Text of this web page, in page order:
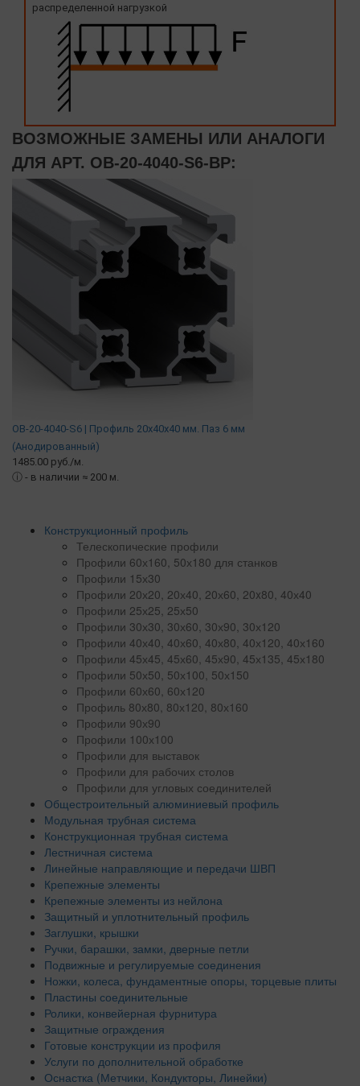
распределенной нагрузкой
ВОЗМОЖНЫЕ ЗАМЕНЫ ИЛИ АНАЛОГИ
ДЛЯ АРТ. OB-20-4040-S6-BP:
OB-20-4040-S6 | Профиль 20х40х40 мм. Паз 6 мм
(Анодированный)
1485.00 руб./м.
ⓘ - в наличии ≈ 200 м.
Конструкционный профиль
Телескопические профили
Профили 60х160, 50х180 для станков
Профили 15х30
Профили 20х20, 20х40, 20х60, 20x80, 40х40
Профили 25х25, 25х50
Профили 30х30, 30х60, 30х90, 30х120
Профили 40х40, 40х60, 40х80, 40х120, 40х160
Профили 45х45, 45х60, 45х90, 45х135, 45х180
Профили 50х50, 50х100, 50х150
Профили 60х60, 60х120
Профиль 80х80, 80х120, 80х160
Профили 90х90
Профили 100х100
Профили для выставок
Профили для рабочих столов
Профили для угловых соединителей
Общестроительный алюминиевый профиль
Модульная трубная система
Конструкционная трубная система
Лестничная система
Линейные направляющие и передачи ШВП
Крепежные элементы
Крепежные элементы из нейлона
Защитный и уплотнительный профиль
Заглушки, крышки
Ручки, барашки, замки, дверные петли
Подвижные и регулируемые соединения
Ножки, колеса, фундаментные опоры, торцевые плиты
Пластины соединительные
Ролики, конвейерная фурнитура
Защитные ограждения
Готовые конструкции из профиля
Услуги по дополнительной обработке
Оснастка (Метчики, Кондукторы, Линейки)